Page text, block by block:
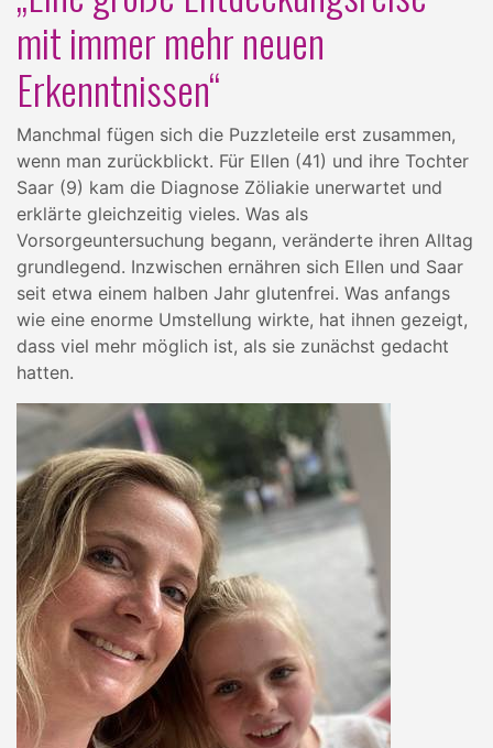
mit immer mehr neuen
Erkenntnissen“
Manchmal fügen sich die Puzzleteile erst zusammen,
wenn man zurückblickt. Für Ellen (41) und ihre Tochter
Saar (9) kam die Diagnose Zöliakie unerwartet und
erklärte gleichzeitig vieles. Was als
Vorsorgeuntersuchung begann, veränderte ihren Alltag
grundlegend. Inzwischen ernähren sich Ellen und Saar
seit etwa einem halben Jahr glutenfrei. Was anfangs
wie eine enorme Umstellung wirkte, hat ihnen gezeigt,
dass viel mehr möglich ist, als sie zunächst gedacht
hatten.